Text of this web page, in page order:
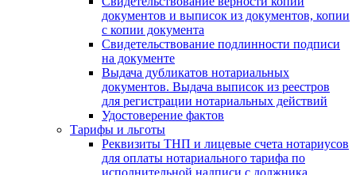
документов и выписок из документов, копии
с копии документа
Свидетельствование подлинности подписи
на документе
Выдача дубликатов нотариальных
документов. Выдача выписок из реестров
для регистрации нотариальных действий
Удостоверение фактов
Тарифы и льготы
Реквизиты ТНП и лицевые счета нотариусов
для оплаты нотариального тарифа по